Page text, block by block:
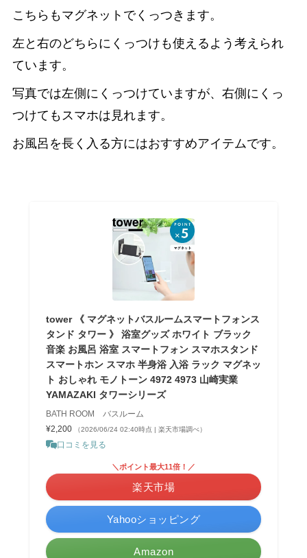
こちらもマグネットでくっつきます。
左と右のどちらにくっつけも使えるよう考えられ
ています。
写真では左側にくっつけていますが、右側にくっ
つけてもスマホは見れます。
お風呂を長く入る方にはおすすめアイテムです。
tower 《 マグネットバスルームスマートフォンス
タンド タワー 》 浴室グッズ ホワイト ブラック
音楽 お風呂 浴室 スマートフォン スマホスタンド
スマートホン スマホ 半身浴 入浴 ラック マグネッ
ト おしゃれ モノトーン 4972 4973 山崎実業
YAMAZAKI タワーシリーズ
BATH ROOM バスルーム
¥2,200
（2026/06/24 02:40時点 | 楽天市場調べ）
口コミを見る
＼ポイント最大11倍！／
楽天市場
Yahooショッピング
Amazon